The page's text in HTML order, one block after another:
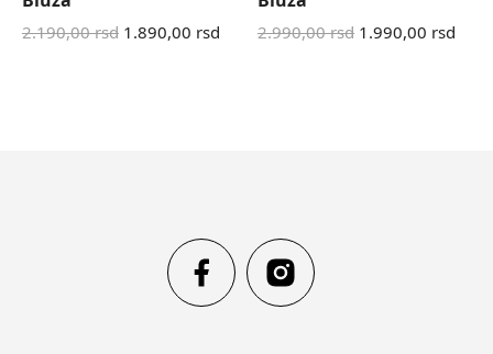
2.190,00rsd 1.890,00 rsd 2.990,00rsd 1.990,00 rsd